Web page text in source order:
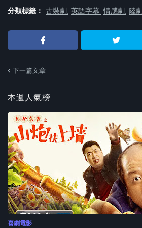
分類標籤： 古裝劇 英語字幕 情感劇 陸劇
下一篇文章
本週人氣榜
喜劇電影